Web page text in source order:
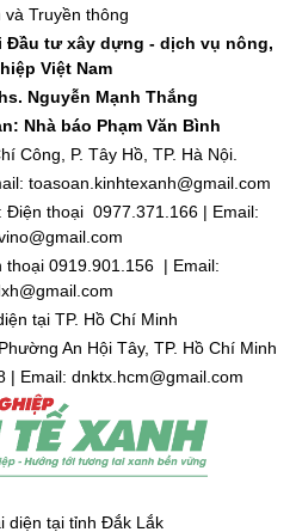
và Truyền thông
Đầu tư xây dựng - dịch vụ nông,
Việt Nam
Nguyễn Mạnh Thắng
Nhà báo Phạm Văn Bình
Công, P. Tây Hồ, TP. Hà Nội.
toasoan.kinhtexanh@gmail.com
Điện thoại 0977.371.166 | Email:
thoại 0919.901.156 | Email:
tại TP. Hồ Chí Minh
An Hội Tây, TP. Hồ Chí Minh
| Email: dnktx.hcm@gmail.com
diện tại tỉnh Đắk Lắk